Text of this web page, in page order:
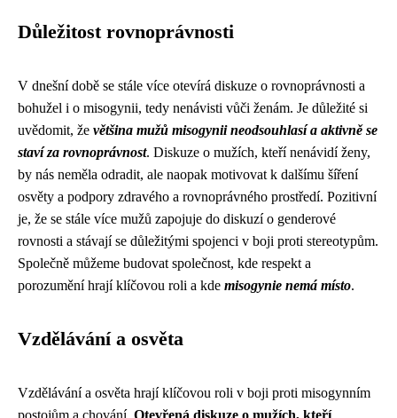
Důležitost rovnoprávnosti
V dnešní době se stále více otevírá diskuze o rovnoprávnosti a
bohužel i o misogynii, tedy nenávisti vůči ženám. Je důležité si
uvědomit, že většina mužů misogynii neodsouhlasí a aktivně se
staví za rovnoprávnost. Diskuze o mužích, kteří nenávidí ženy,
by nás neměla odradit, ale naopak motivovat k dalšímu šíření
osvěty a podpory zdravého a rovnoprávného prostředí. Pozitivní
je, že se stále více mužů zapojuje do diskuzí o genderové
rovnosti a stávají se důležitými spojenci v boji proti stereotypům.
Společně můžeme budovat společnost, kde respekt a
porozumění hrají klíčovou roli a kde misogynie nemá místo.
Vzdělávání a osvěta
Vzdělávání a osvěta hrají klíčovou roli v boji proti misogynním
postojům a chování. Otevřená diskuze o mužích, kteří